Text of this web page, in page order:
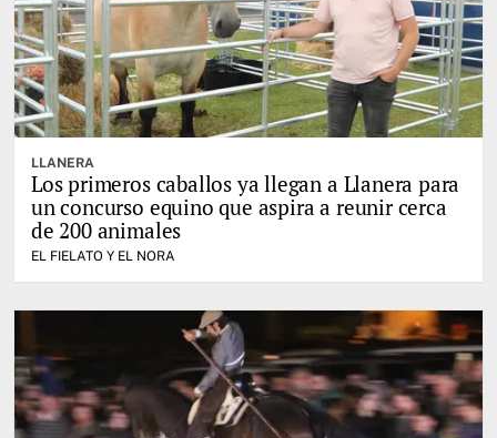
LLANERA
Los primeros caballos ya llegan a Llanera para
un concurso equino que aspira a reunir cerca
de 200 animales
EL FIELATO Y EL NORA